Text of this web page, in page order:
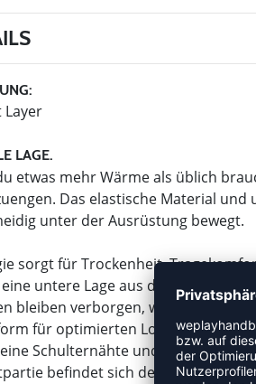
Layer
LAGE.
etwas mehr Wärme als üblich
Das elastische Material
unter der Ausrüstung bewegt.
sorgt für Trockenheit,
untere Lage aus dehnbarem
bleiben verborgen, wenn sie nicht
für optimierten Look und
Schulternähte und
befindet sich der Swoosh als